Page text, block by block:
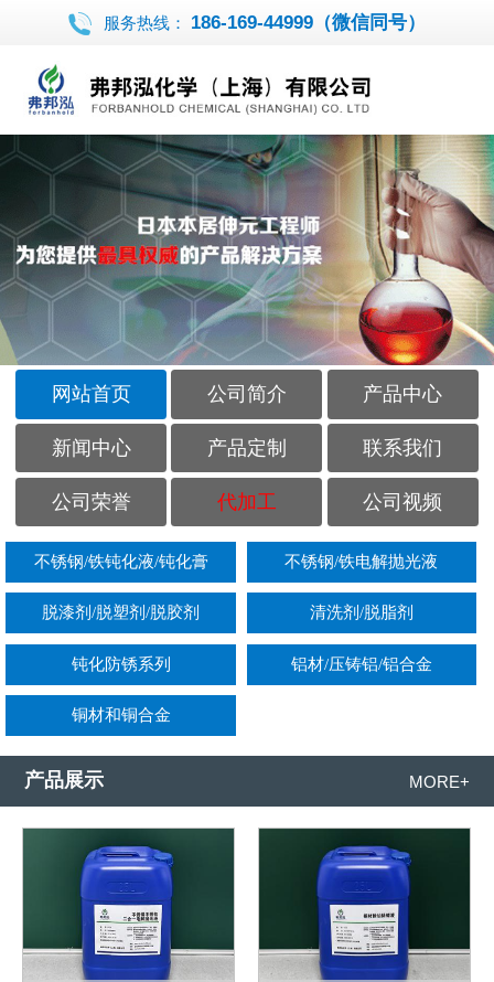
服务热线： 186-169-44999（微信同号）
网站首页 公司简介 产品中心
新闻中心 产品定制 联系我们
公司荣誉 代加工 公司视频
不锈钢/铁钝化液/钝化膏 不锈钢/铁电解抛光液
脱漆剂/脱塑剂/脱胶剂 清洗剂/脱脂剂
钝化防锈系列 铝材/压铸铝/铝合金
铜材和铜合金
产品展示 MORE+